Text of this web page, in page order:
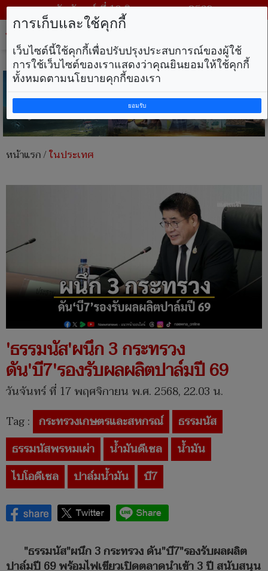
วันจันทร์ ที่ 10 สิงหาคม พ.ศ. 2569
หน้าแรก/ในประเทศ
'ธรรมนัส'ผนึก 3 กระทรวง
ดัน'บี7'รองรับผลผลิตปาล์มปี 69
วันจันทร์ ที่ 17 พฤศจิกายน พ.ศ. 2568, 22.03 น.
Tag : กระทรวงเกษตรและสหกรณ์
ธรรมนัส
ธรรมนัสพรหมเผ่า
น้ำมันดีเซล
น้ำมัน
ไบโอดีเซล
ปาล์มน้ำมัน บี7
"ธรรมนัส"ผนึก 3 กระทรวง ดัน"บี7"รองรับผลผลิต
ปาล์มปี 69 พร้อมไฟเขียวเปิดตลาดนำเข้า 3 ปี สนับสนุน
การเก็บและใช้คุกกี้
เว็บไซต์นี้ใช้คุกกี้เพื่อปรับปรุงประสบการณ์ของผู้ใช้
การใช้เว็บไซต์ของเราแสดงว่าคุณยินยอมให้ใช้คุกกี้
ทั้งหมดตามนโยบายคุกกี้ของเรา
ยอมรับ